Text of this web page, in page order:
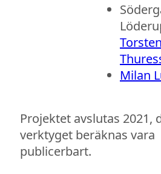
Torsten
Milan
Projektet avslutas 2021,
verktyget beräknas vara
publicerbart.